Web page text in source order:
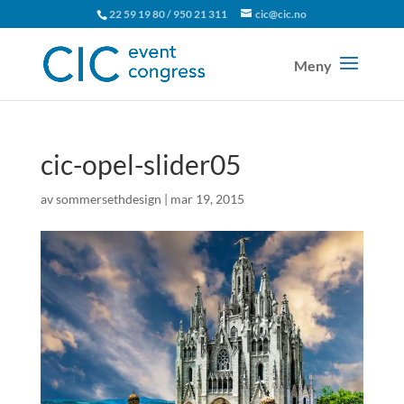
22 59 19 80 / 950 21 311 cic@cic.no
cic-opel-slider05
avsommersethdesign | mar 19, 2015